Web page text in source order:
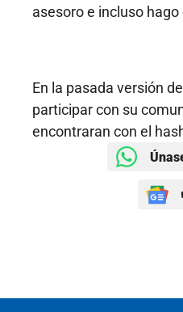
asesoro e incluso
En la pasada versión
participar con su
encontraran con el